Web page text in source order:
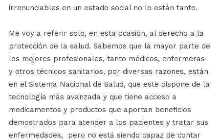
irrenunciables en un estado social no lo están tanto.
Me voy a referir solo, en esta ocasión, al derecho a la
protección de la salud. Sabemos que la mayor parte de
los mejores profesionales, tanto médicos, enfermeras
y otros técnicos sanitarios, por diversas razones, están
en el Sistema Nacional de Salud, que este dispone de la
tecnología más avanzada y que tiene acceso a
medicamentos y productos que aportan beneficios
demostrados para atender a los pacientes y tratar sus
enfermedades,
pero no está siendo capaz de contar